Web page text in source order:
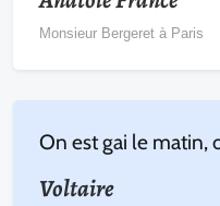
Monsieur Bergeret à Paris
On est gai le matin,
Voltaire